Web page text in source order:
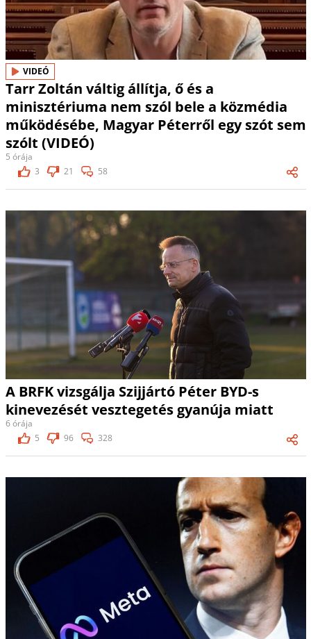
VIDEÓ
Tarr Zoltán váltig állítja, ő és a
minisztériuma nem szól bele a közmédia
működésébe, Magyar Péterről egy szót sem
szólt (VIDEÓ)
5 órája
3
21 58
A BRFK vizsgálja Szijjártó Péter BYD-s
kinevezését vesztegetés gyanúja miatt
6 órája
5
96 328